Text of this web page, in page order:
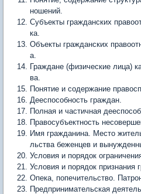
ношений.
Субъекты гражданских
ка.
Объекты гражданских
а.
Граждане (физические лица)
ва.
Понятие и содержание
Дееспособность граждан.
Полная и частичная
Правосубъектность
Имя гражданина. Место
льства беженцев и
Условия и порядок
Условия и порядок признания
Опека, попечительство.
Предпринимательская